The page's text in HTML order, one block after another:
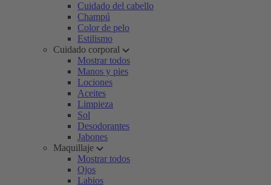
Cuidado del cabello
Champú
Color de pelo
Estilismo
Cuidado corporal
Mostrar todos
Manos y pies
Lociones
Aceites
Limpieza
Sol
Desodorantes
Jabones
Maquillaje
Mostrar todos
Ojos
Labios